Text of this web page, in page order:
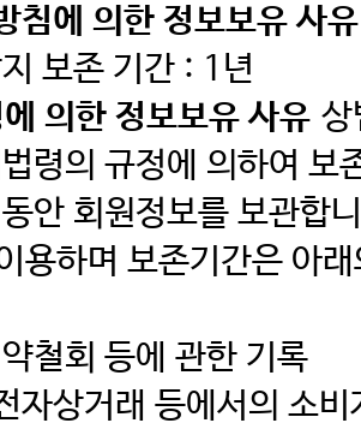
침에 의한 정보보유 사유
보존 기간 : 1년
의한 정보보유 사유 상
령의 규정에 의하여 보
안 회원정보를 보관합
용하며 보존기간은 아
철회 등에 관한 기록
자상거래 등에서의 소